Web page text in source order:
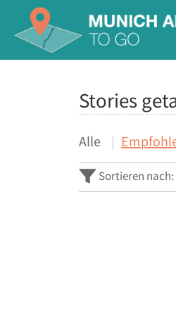
Stories
Alle
Sortieren nach: